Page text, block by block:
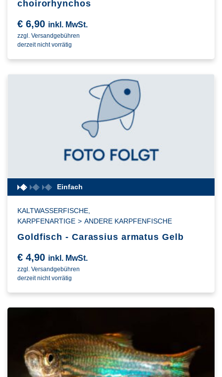
choirorhynchos
€ 6,90 inkl. MwSt.
zzgl. Versandgebühren
derzeit nicht vorrätig
Einfach
KALTWASSERFISCHE,
KARPFENARTIGE > ANDERE KARPFENFISCHE
Goldfisch - Carassius armatus Gelb
€ 4,90 inkl. MwSt.
zzgl. Versandgebühren
derzeit nicht vorrätig